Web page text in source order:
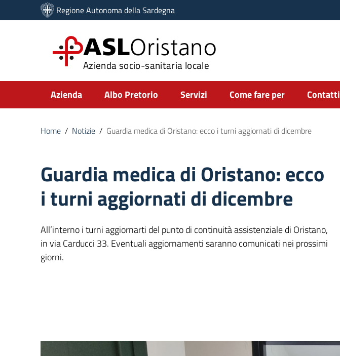
Vai ai contenuti
Vai al menu di navigazione
Regione Autonoma della Sardegna
ASLOristano
Azienda socio-sanitaria locale
Submenu
Azienda Albo Pretorio Servizi Come fare per Contatti
Home / Notizie / Guardia medica di Oristano: ecco i turni aggiornati di dicembre
Guardia medica di Oristano: ecco
i turni aggiornati di dicembre
All’interno i turni aggiornarti del punto di continuità assistenziale di Oristano,
in via Carducci 33. Eventuali aggiornamenti saranno comunicati nei prossimi
giorni.